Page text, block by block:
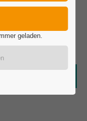
geladen.